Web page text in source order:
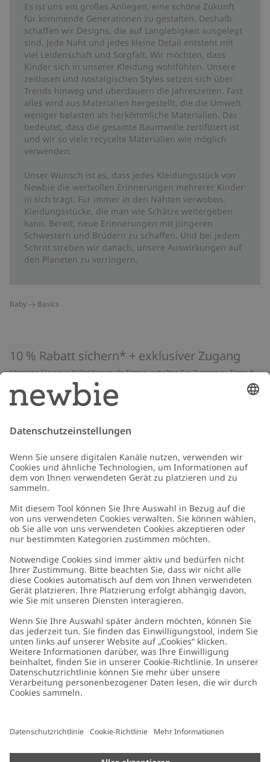
Es ist uns ein großes Anliegen, eine schöne Zukunft
für kommende Generationen zu gestalten. Deshalb
schaffen wir Designs, die auf Langlebigkeit ausgelegt
sind. Jede Naht und jedes kleine Detail entsteht mit
viel Leidenschaft und Sorgfalt. Wir möchten, dass
Kinder sich in unserer Kleidung wohlfühlen. Unsere
zeitlosen und nostalgischen Styles setzen sich über
Trends hinweg und überdauern die Jahreszeiten. Fast
alles wird aus Materialien hergestellt, die die Umwelt
weniger belasten als herkömmliche Materialien. Das
bedeutet, dass die gesamte Baumwolle zertifiziert ist
und wir so viele recycelte Materialien wie möglich
verwenden.
Unser Wunsch ist es, dass jedes Kleidungsstück von
Newbie die wertvollen Erinnerungen mehrerer Kinder
in sich trägt. Für immer in den Nähten verwoben.
Kleidungsstücke, die man wie Schätze weitergeben
kann. Bereit, neue Erinnerungen mit jüngeren
Schwestern und Brüdern zu schaffen. Und bei jedem
Schritt streben wir danach, unsere Auswirkungen auf
den Planeten zu verringern.
Baby Basics
10 % Rabatt sichern* + exklusiver Zugang
Shoppen Sie neue Kollektionen als Erstes, erhalten Sie Zugang zu Tipps &
Guides und profitieren Sie von exklusiven Angeboten
*Gilt nur für deine erste Bestellung und ist nicht mit anderen Rabatten
oder Angeboten kombinierbar. Gilt nicht für limitierte Artikel. Lies unsere
Schicken
Kundenservice
Kontaktieren Sie uns
FAQ
Barrierefreiheit
Datenschutzrichtlinie
Cookie-Richtlinie
Größenratgeber
Über uns
Über Newbie
Nachhaltigkeit
Impressum
Presse
Germany Standort ändern
Cookies